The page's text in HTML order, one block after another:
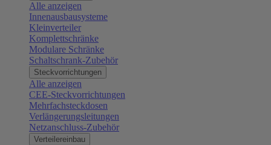
Alle anzeigen
Innenausbausysteme
Kleinverteiler
Komplettschränke
Modulare Schränke
Schaltschrank-Zubehör
Steckvorrichtungen
Alle anzeigen
CEE-Steckvorrichtungen
Mehrfachsteckdosen
Verlängerungsleitungen
Netzanschluss-Zubehör
Verteilereinbau